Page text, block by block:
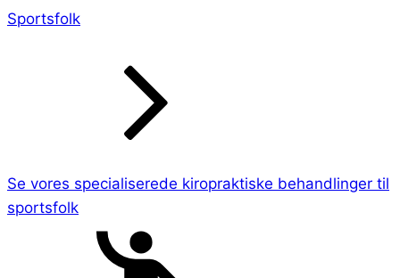
Sportsfolk
Se vores specialiserede kiropraktiske behandlinger til
sportsfolk